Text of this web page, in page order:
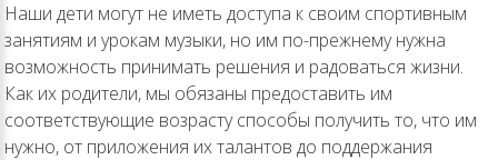
Наши дети могут не иметь доступа к своим спортивным
занятиям и урокам музыки, но им по-прежнему нужна
возможность принимать решения и радоваться жизни.
Как их родители, мы обязаны предоставить им
соответствующие возрасту способы получить то, что им
нужно, от приложения их талантов до поддержания